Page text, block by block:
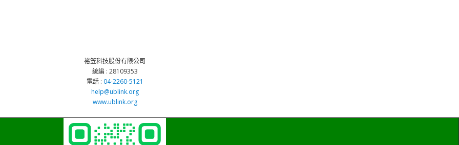
裕笠科技股份有限公司
統編 : 28109353
電話 : 04-2260-5121
help@ublink.org
www.ublink.org